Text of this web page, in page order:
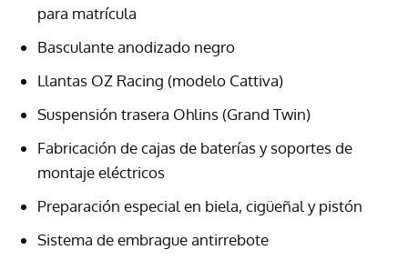
para matrícula
Basculante anodizado negro
Llantas OZ Racing (modelo Cattiva)
Suspensión trasera Ohlins (Grand Twin)
Fabricación de cajas de baterías y soportes de
montaje eléctricos
Preparación especial en biela, cigüeñal y pistón
Sistema de embrague antirrebote